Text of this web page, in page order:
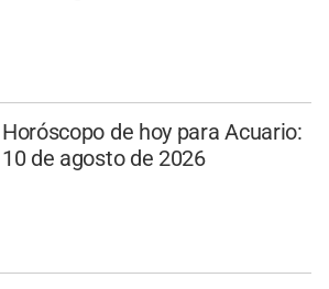
Horóscopo de hoy para Acuario:
10 de agosto de 2026